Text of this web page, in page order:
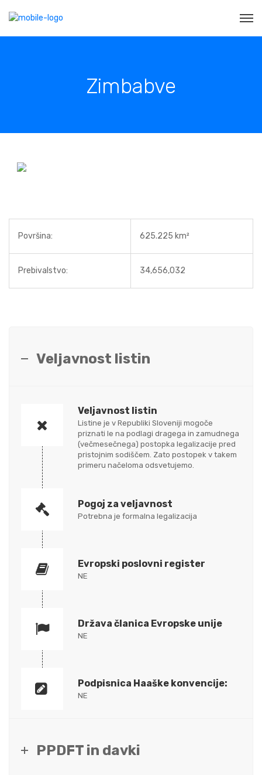
Zimbabve
Površina: 625.225 km²
Prebivalstvo: 34,656,032
Veljavnost listin
Veljavnost listin
Listine je v Republiki Sloveniji mogoče
priznati le na podlagi dragega in zamudnega
(večmesečnega) postopka legalizacije pred
pristojnim sodiščem. Zato postopek v takem
primeru načeloma odsvetujemo.
Pogoj za veljavnost
Potrebna je formalna legalizacija
Evropski poslovni register
NE
Država članica Evropske unije
NE
Podpisnica Haaške konvencije:
NE
PPDFT in davki